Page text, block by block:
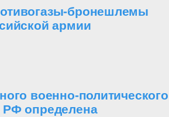
бронешлемы
армии
военно-политического
определена